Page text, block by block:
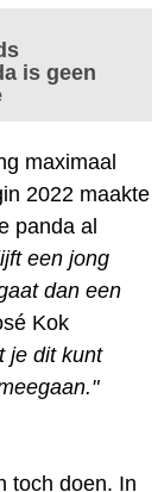
is geen
maximaal
2022 maakte
panda al
een jong
dan een
Kok
je dit kunt
toch doen. In